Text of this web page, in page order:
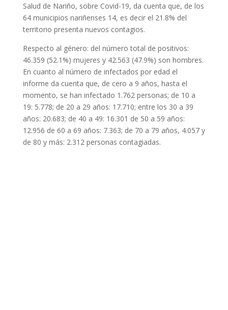
Salud de Nariño, sobre Covid-19, da cuenta que, de los
64 municipios nariñenses 14, es decir el 21.8% del
territorio presenta nuevos contagios.
Respecto al género: del número total de positivos:
46.359 (52.1%) mujeres y 42.563 (47.9%) son hombres.
En cuanto al número de infectados por edad el
informe da cuenta que, de cero a 9 años, hasta el
momento, se han infectado 1.762 personas; de 10 a
19: 5.778; de 20 a 29 años: 17.710; entre los 30 a 39
años: 20.683; de 40 a 49: 16.301 de 50 a 59 años:
12.956 de 60 a 69 años: 7.363; de 70 a 79 años, 4.057 y
de 80 y más: 2.312 personas contagiadas.